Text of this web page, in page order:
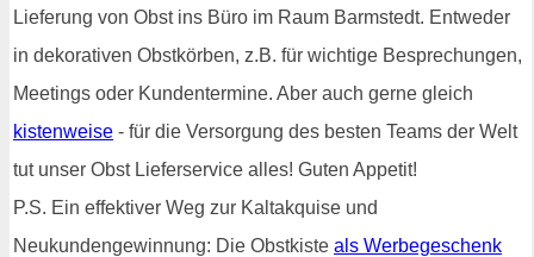
Lieferung von Obst ins Büro im Raum Barmstedt. Entweder
in dekorativen Obstkörben, z.B. für wichtige Besprechungen,
Meetings oder Kundentermine. Aber auch gerne gleich
kistenweise - für die Versorgung des besten Teams der Welt
tut unser Obst Lieferservice alles! Guten Appetit!
P.S. Ein effektiver Weg zur Kaltakquise und
Neukundengewinnung: Die Obstkiste als Werbegeschenk